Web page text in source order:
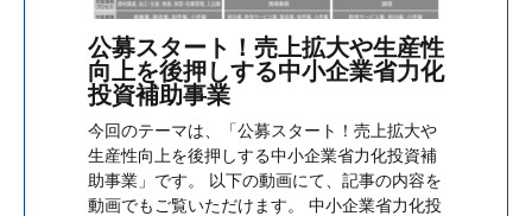
公募スタート！売上拡大や生産性
向上を後押しする中小企業省力化
投資補助事業
今回のテーマは、「公募スタート！売上拡大や
生産性向上を後押しする中小企業省力化投資補
助事業」です。 以下の動画にて、記事の内容を
動画でもご覧いただけます。 中小企業省力化投